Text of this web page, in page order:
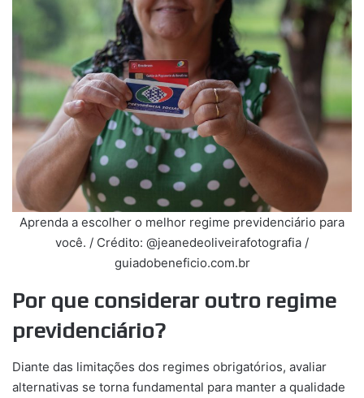
Aprenda a escolher o melhor regime previdenciário para
você. / Crédito: @jeanedeoliveirafotografia /
guiadobeneficio.com.br
Por que considerar outro regime
previdenciário?
Diante das limitações dos regimes obrigatórios, avaliar
alternativas se torna fundamental para manter a qualidade